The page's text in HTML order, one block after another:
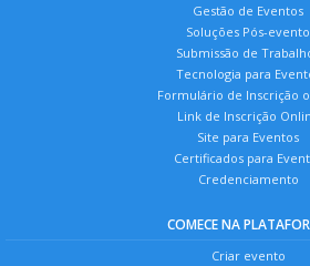
Gestão de Eventos
Soluções Pós-evento
Submissão de
Tecnologia para
Formulário de Inscrição
Link de Inscrição
Site para Eventos
Certificados para
Credenciamento
COMECE NA
Criar evento